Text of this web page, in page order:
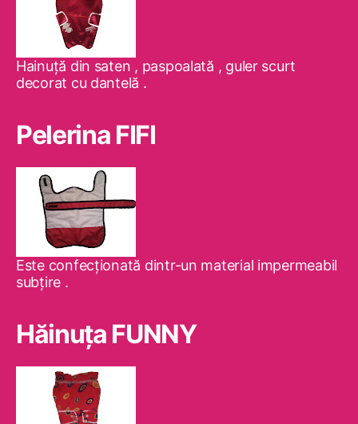
Hainuţă din saten , paspoalată , guler scurt
decorat cu dantelă .
Pelerina FIFI
Este confecţionată dintr-un material impermeabil
subţire .
Hăinuţa FUNNY